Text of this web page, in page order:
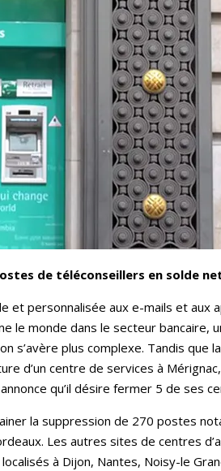
de téléconseillers en solde
et personnalisée aux e-mails et aux
le monde dans le secteur bancaire,
s’avère plus complexe. Tandis que
d’un centre de services à
qu’il désire fermer 5 de ses
la suppression de 270 postes
Les autres sites de centres
à Dijon, Nantes, Noisy-le